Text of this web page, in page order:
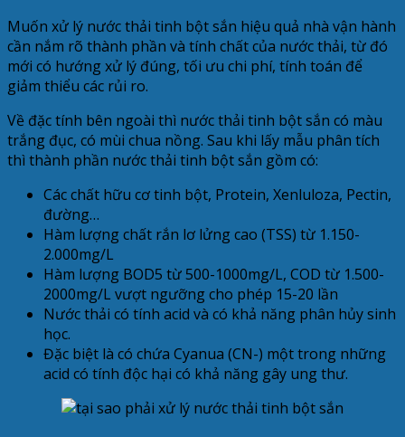
Muốn xử lý nước thải tinh bột sắn hiệu quả nhà vận hành
cần nắm rõ thành phần và tính chất của nước thải, từ đó
mới có hướng xử lý đúng, tối ưu chi phí, tính toán để
giảm thiểu các rủi ro.
Về đặc tính bên ngoài thì nước thải tinh bột sắn có màu
trắng đục, có mùi chua nồng. Sau khi lấy mẫu phân tích
thì thành phần nước thải tinh bột sắn gồm có:
Các chất hữu cơ tinh bột, Protein, Xenluloza, Pectin,
đường…
Hàm lượng chất rắn lơ lửng cao (TSS) từ 1.150-
2.000mg/L
Hàm lượng BOD5 từ 500-1000mg/L, COD từ 1.500-
2000mg/L vượt ngưỡng cho phép 15-20 lần
Nước thải có tính acid và có khả năng phân hủy sinh
học.
Đặc biệt là có chứa Cyanua (CN-) một trong những
acid có tính độc hại có khả năng gây ung thư.